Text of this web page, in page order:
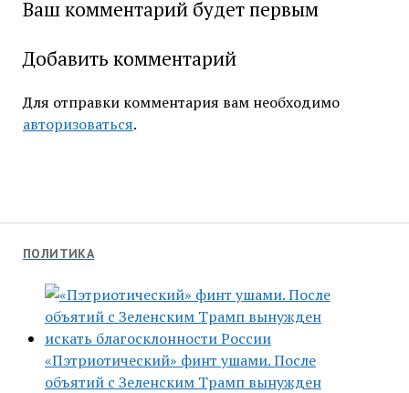
ПОЛИТИКА
«Пэтриотический» финт ушами. После
объятий с Зеленским Трамп вынужден
Ваш комментарий будет первым
Добавить комментарий
Для отправки комментария вам необходимо
авторизоваться.